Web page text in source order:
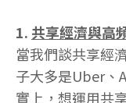
1. 共享經濟與高
當我們談共享經
子大多是Uber、
實上，想運用共